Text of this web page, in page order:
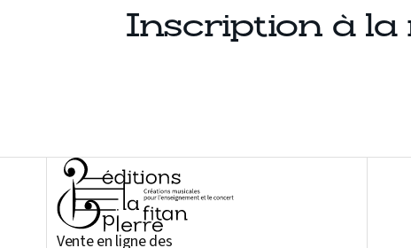
Nous respectons votre vie privée
Lire la politique de confidentialité
Consentements certifiés par
Continuer sans
Paramétrer
Inscription à la
Vente en ligne des